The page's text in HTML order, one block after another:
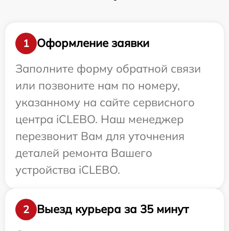
1
Оформление заявки
Заполните форму обратной связи
или позвоните нам по номеру,
указанному на сайте сервисного
центра iCLEBO. Наш менеджер
перезвонит Вам для уточнения
деталей ремонта Вашего
устройства iCLEBO.
2
Выезд курьера за 35 минут